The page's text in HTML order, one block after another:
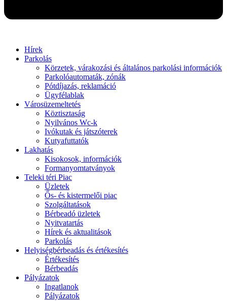
Hírek
Parkolás
Körzetek, várakozási és általános parkolási információk
Parkolóautomaták, zónák
Pótdíjazás, reklamáció
Ügyfélablak
Városüzemeltetés
Köztisztaság
Nyilvános Wc-k
Ivókutak és játszóterek
Kutyafuttatók
Lakhatás
Kisokosok, információk
Formanyomtatványok
Teleki téri Piac
Üzletek
Ős- és kistermelői piac
Szolgáltatások
Bérbeadó üzletek
Nyitvatartás
Hírek és aktualitások
Parkolás
Helyiségbérbeadás és értékesítés
Értékesítés
Bérbeadás
Pályázatok
Ingatlanok
Pályázatok